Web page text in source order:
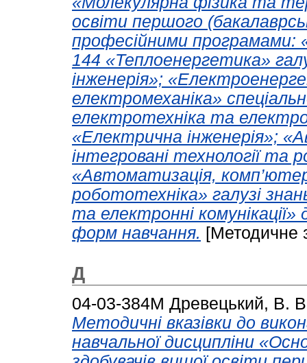
освіти першого
професійними програмами:
144 «Теплоенергетика»
інженерія»;
електромеханіка»
електротехніка та
«Електрична інженерія»;
інтегровані технології та
«Автоматизація,
робототехніка» галузі
та електронні комунікації»
форм навчання. [Методичне
Д
04-03-384М Древецький, В.
Методичні вказівки до
навчальної дисципліни